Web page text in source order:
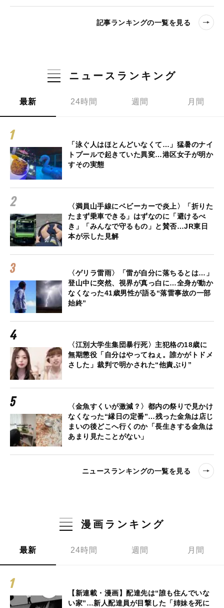
記事ランキングの一覧を見る
ニュースランキング
最新 24時間 週間 月間
「泳ぐ人はほとんどいなくて…」猛暑のナイ
トプールで起きていた異変…港区女子が明か
すその実態
〈満員山手線にベビーカーで炎上〉「折りた
たまず乗車できる」はずなのに「避けるべ
き」「みんなで守るもの」と賛否…JR東日
本が示した見解
〈ゲリラ雷雨〉「雷が自分に落ちるとは…」
登山中に突然、視界が真っ白に…全身が動か
なくなった41歳男性が語る“落雷事故の一部
始終”
〈江別大学生集団暴行死〉主犯格の18歳に
無期懲役「自分はやってねぇ。誰かがトドメ
さした」裁判で明かされた“他責ぶり”
〈金魚すくいが激減？〉都内の祭りで見かけ
なくなった“縁日の定番”…残った金魚は店じ
まいの後どこへ行くのか「長生きする金魚は
あまり見たことがない」
ニュースランキングの一覧を見る
漫画ランキング
最新 24時間 週間 月間
【新連載・漫画】配達先は“誰も住んでいな
い家”…新人配達員が目撃した「姉妹を死に